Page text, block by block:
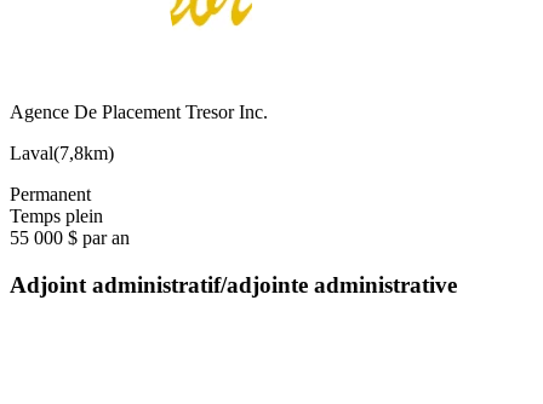
Agence De Placement Tresor Inc.
Laval(7,8km)
Permanent
Temps plein
55 000 $ par an
Adjoint administratif/adjointe administrative